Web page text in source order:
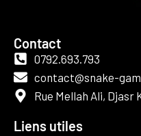
Contact
0792.693.793
contact@snake-
Rue Mellah Ali,
Liens utiles